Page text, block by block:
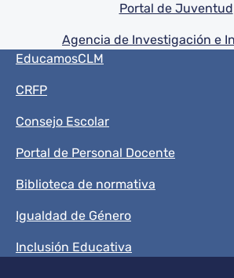
Portal de Juventud
Agencia de Investigación e
Menú del pie
EducamosCLM
CRFP
Consejo Escolar
Portal de Personal Docente
Biblioteca de normativa
Igualdad de Género
Inclusión Educativa